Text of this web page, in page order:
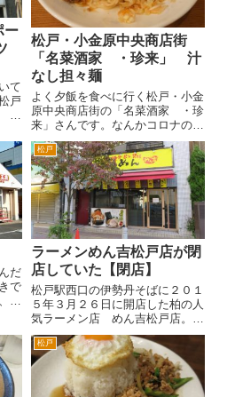
ー
て
戸
セ
い
店
み
松戸・小金原中央商店街
「名菜酒家 ・珍来」 汁
なし担々麺
よく夕飯を食べに行く松戸・小金
原中央商店街の「名菜酒家 ・珍
来」さんです。なんかコロナの非
常事態宣言の縛りが緩められて、
どこも人が増えてますね。 小金
原商店街は相変わらずのようです
が、「名菜酒家 ・珍来」さんは
結構混んでいて、席がないこと
も...
だ
で
決
タ
松戸
ラーメンめん吉松戸店が閉
店していた【閉店】
松戸駅西口の伊勢丹そばに２０１
５年３月２６日に開店した柏の人
気ラーメン店 めん吉松戸店。
閉店したと聞いていたんですが、
きょう通って確認してきました。
張り紙によると２０１５年８月
２２日に閉店したそうです。理由
として、人員不足とのことです...
松戸